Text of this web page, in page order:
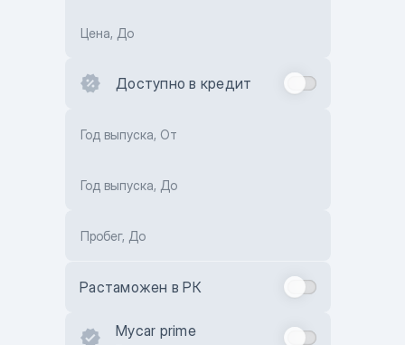
Цена, До
Доступно в кредит
Год выпуска, От
Год выпуска, До
Пробег, До
Растаможен в РК
Mycar prime